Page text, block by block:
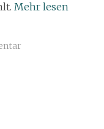
Mehr lesen